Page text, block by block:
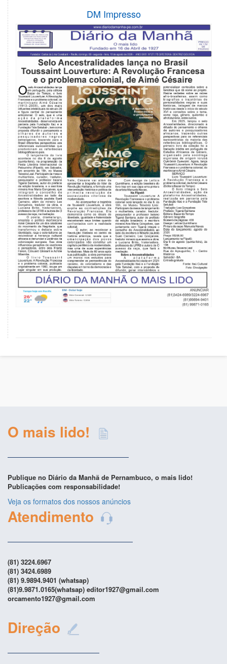
DM Impresso
O mais lido!
Publique no Diário da Manhã de Pernambuco, o mais lido!
Publicações com responsabilidade!
Veja os formatos dos nossos anúncios
Atendimento
(81) 3224.6967
(81) 3424.6989
(81) 9.9894.9401 (whatsap)
(81)9.9871.0165(whatsap) editor1927@gmail.com
orcamento1927@gmail.com
Direção